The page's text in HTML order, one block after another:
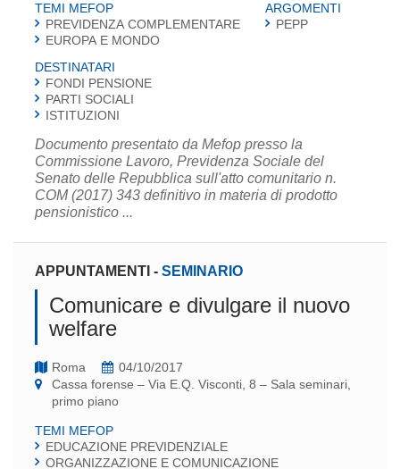
TEMI MEFOP
PREVIDENZA COMPLEMENTARE
EUROPA E MONDO
ARGOMENTI
PEPP
DESTINATARI
FONDI PENSIONE
PARTI SOCIALI
ISTITUZIONI
Documento presentato da Mefop presso la
Commissione Lavoro, Previdenza Sociale del
Senato delle Repubblica sull'atto comunitario n.
COM (2017) 343 definitivo in materia di prodotto
pensionistico ...
APPUNTAMENTI - SEMINARIO
Comunicare e divulgare il nuovo
welfare
Roma
04/10/2017
Cassa forense – Via E.Q. Visconti, 8 – Sala seminari,
primo piano
TEMI MEFOP
EDUCAZIONE PREVIDENZIALE
ORGANIZZAZIONE E COMUNICAZIONE